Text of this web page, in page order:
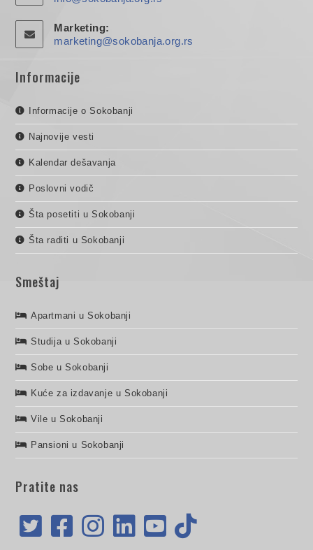
Marketing:
marketing@sokobanja.org.rs
Informacije
Informacije o Sokobanji
Najnovije vesti
Kalendar dešavanja
Poslovni vodič
Šta posetiti u Sokobanji
Šta raditi u Sokobanji
Smeštaj
Apartmani u Sokobanji
Studija u Sokobanji
Sobe u Sokobanji
Kuće za izdavanje u Sokobanji
Vile u Sokobanji
Pansioni u Sokobanji
Pratite nas